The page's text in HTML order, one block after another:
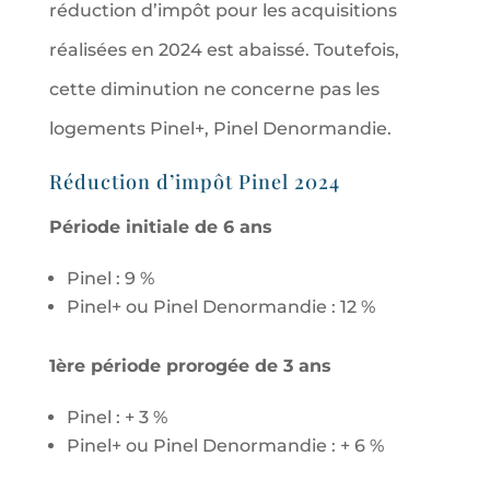
réduction d’impôt pour les acquisitions
réalisées en 2024 est abaissé. Toutefois,
cette diminution ne concerne pas les
logements Pinel+, Pinel Denormandie.
Réduction d’impôt Pinel 2024
Période initiale de 6 ans
Pinel : 9 %
Pinel+ ou Pinel Denormandie : 12 %
1ère période prorogée de 3 ans
Pinel : + 3 %
Pinel+ ou Pinel Denormandie : + 6 %